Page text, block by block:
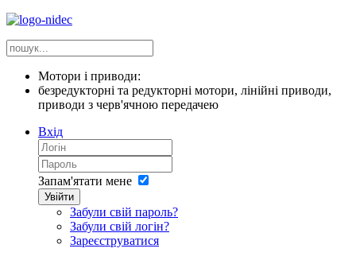
Мотори і приводи:
безредукторні та редукторні мотори, лінійні приводи,
приводи з черв'ячною передачею
Вхід
Запам'ятати мене
Увійти
Забули свій пароль?
Забули свій логін?
Зареєструватися